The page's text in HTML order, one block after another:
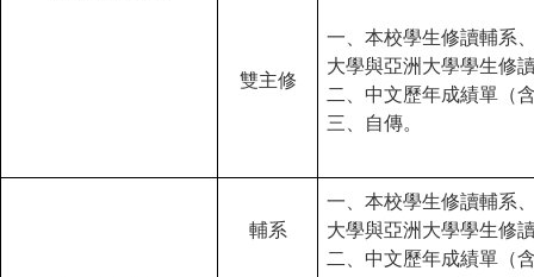
雙主修
一、本校學生修讀輔系
大學與亞洲大學學生修
二、中文歷年成績單（
三、自傳。
輔系
一、本校學生修讀輔系
大學與亞洲大學學生修
二、中文歷年成績單（